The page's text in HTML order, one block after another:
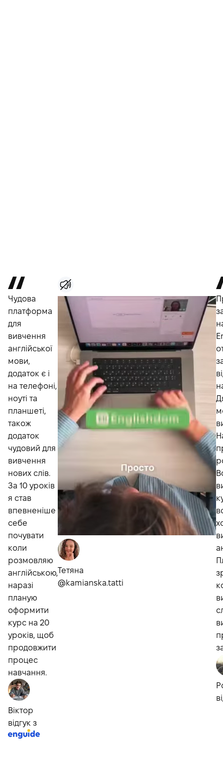
Чудова
платформа
для
вивчення
англійської
мови,
додаток є і
на телефоні,
ноуті та
планшеті,
також
додаток
чудовий для
вивчення
нових слів.
За 10 уроків
я став
впевненіше
себе
почувати
коли
розмовляю
англійською,
наразі
планую
оформити
курс на 20
уроків, щоб
продовжити
процес
навчання.
Віктор
відгук з
Тетяна
@kamianska.tatti